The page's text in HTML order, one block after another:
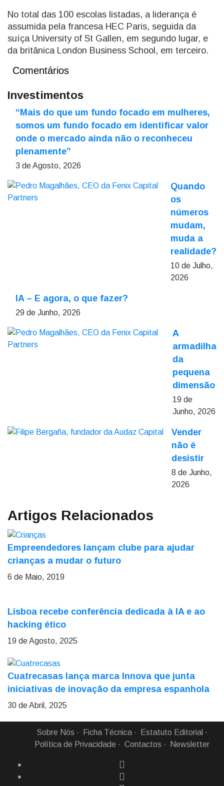
No total das 100 escolas listadas, a liderança é
assumida pela francesa HEC Paris, seguida da
suíça University of St Gallen, em segundo lugar, e
da britânica London Business School, em terceiro.
Comentários
Investimentos
“Mais do que um fundo focado em mulheres,
somos um fundo focado em identificar valor
onde o mercado ainda não o reconheceu
plenamente”
3 de Agosto, 2026
Quando
os
números
mudam,
muda a
realidade?
10 de Julho,
2026
IA – E agora, o que fazer?
29 de Junho, 2026
A
armadilha
da
pequena
dimensão
19 de
Junho, 2026
Vender
não é
desistir
8 de Junho,
2026
Artigos Relacionados
Empreendedores lançam clube para ajudar
crianças a mudar o futuro
6 de Maio, 2019
Lisboa recebe conferência dedicada à IA e ao
hacking ético
19 de Agosto, 2025
Cuatrecasas lança marca Innova que junta
iniciativas de inovação da empresa espanhola
30 de Abril, 2025
Sobre Nós Ficha Técnica
Estatuto Editorial
Política de Privacidade
Contactos Newsletter